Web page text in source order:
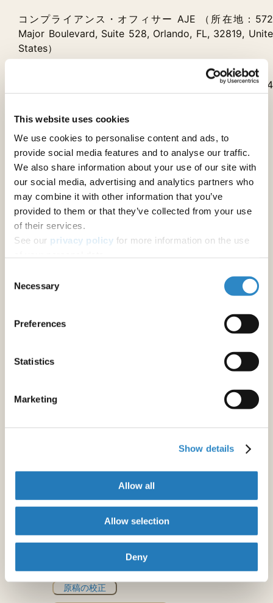
This website uses cookies
We use cookies to personalise content and ads, to
provide social media features and to analyse our traffic.
We also share information about your use of our site with
our social media, advertising and analytics partners who
may combine it with other information that you’ve
provided to them or that they’ve collected from your use
of their services.
See our privacy policy for more information on the use
Selection
Necessary
Preferences
Statistics
Marketing
Show details
Allow all
Allow selection
Deny
コンプライアンス・オフィサー AJE （所在地：
Major Boulevard, Suite 528, Orlando, FL, 32819,
States）
電話: +1 (919) 886-4846 FAX: +1(919)-[ST2] 287-
ジャーナル推奨
その他の著者向けサービス
アブストラクトの校正
修士論文・博士論文の校正
原稿の校正